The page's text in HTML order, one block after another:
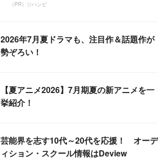
（PR）ジハンピ
2026年7月夏ドラマも、注目作＆話題作が
勢ぞろい！
【夏アニメ2026】7月期夏の新アニメを一
挙紹介！
芸能界を志す10代～20代を応援！ オーデ
ィション・スクール情報はDeview